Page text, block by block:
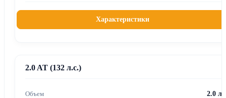
Характеристики
2.0 AT (132 л.с.)
2.0 л